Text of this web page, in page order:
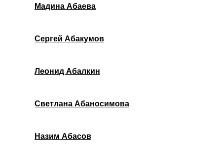
Мадина Абаева
Сергей Абакумов
Леонид Абалкин
Светлана Абаносимова
Назим Абасов